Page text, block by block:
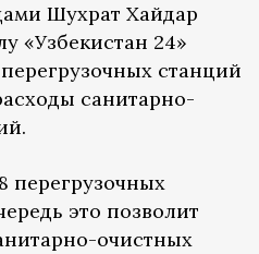
Шухрат Хайдар
«Узбекистан 24»
станций
санитарно-
перегрузочных
это позволит
очистных